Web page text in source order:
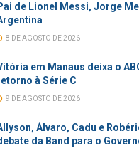
de Lionel Messi, Jorge
8 DE AGOSTO DE 2026
em Manaus deixa o
à Série C
9 DE AGOSTO DE 2026
Álvaro, Cadu e
da Band para o